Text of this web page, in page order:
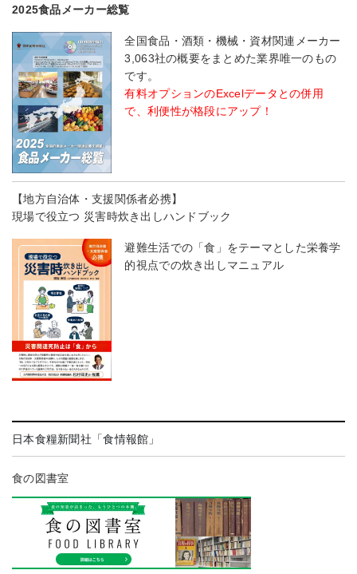
2025食品メーカー総覧
全国食品・酒類・機械・資材関連メーカー
3,063社の概要をまとめた業界唯一のもの
です。
有料オプションのExcelデータとの併用
で、利便性が格段にアップ！
【地方自治体・支援関係者必携】
現場で役立つ 災害時炊き出しハンドブック
避難生活での「食」をテーマとした栄養学
的視点での炊き出しマニュアル
日本食糧新聞社「食情報館」
食の図書室